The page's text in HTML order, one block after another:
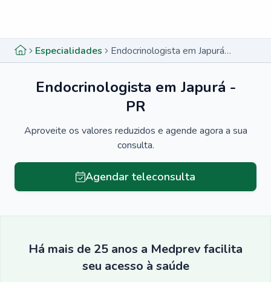
Especialidades Endocrinologista em Japurá - PR
Endocrinologista em Japurá -
PR
Aproveite os valores reduzidos e agende agora a sua
consulta.
Agendar teleconsulta
Há mais de 25 anos a Medprev facilita
seu acesso à saúde